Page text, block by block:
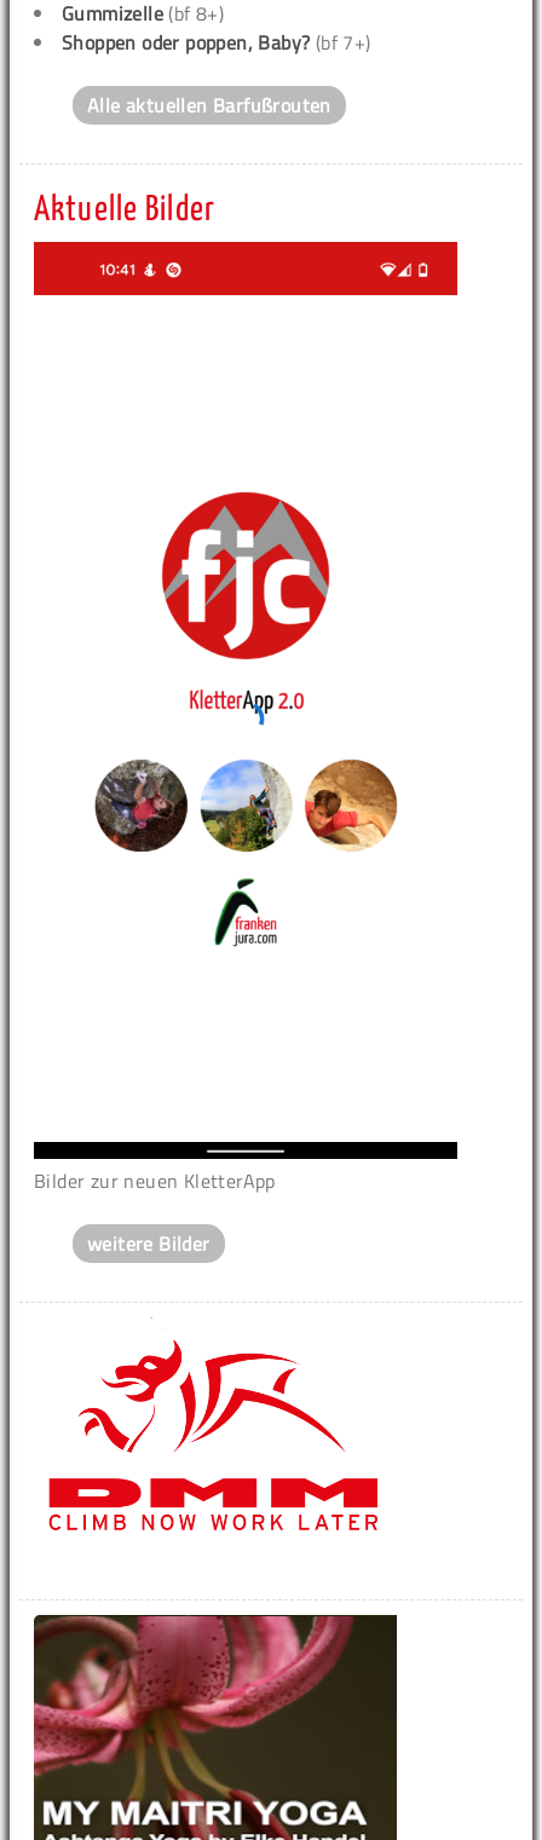
Gummizelle (bf 8+)
Shoppen oder poppen, Baby? (bf 7+)
Alle aktuellen Barfußrouten
Aktuelle Bilder
Bilder zur neuen KletterApp
weitere Bilder